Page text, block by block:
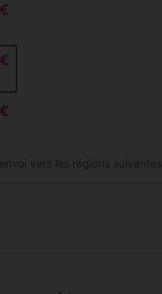
vers les régions suivantes.